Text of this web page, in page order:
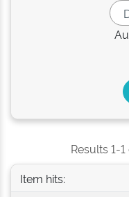
Results 1-
Item hits: